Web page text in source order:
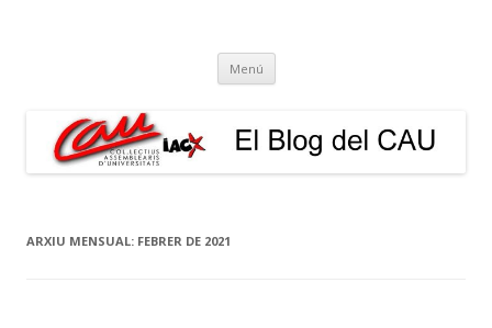
Menú Vés
contingut
ARXIU MENSUAL: FEBRER DE 2021